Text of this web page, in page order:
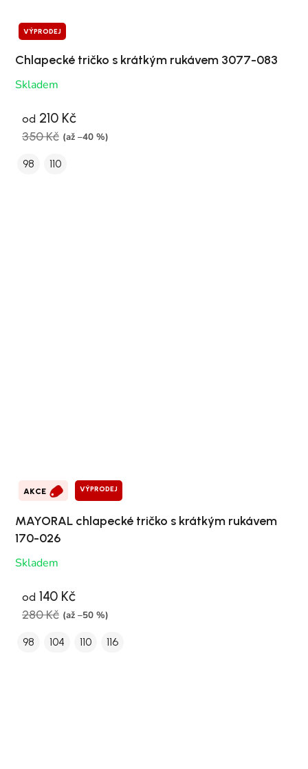
VÝPRODEJ
Chlapecké tričko s krátkým rukávem 3077-083
Skladem
od 210 Kč
350 Kč (až –40 %)
98 110
AKCE VÝPRODEJ
MAYORAL chlapecké tričko s krátkým rukávem
170-026
Skladem
od 140 Kč
280 Kč (až –50 %)
98 104 110 116